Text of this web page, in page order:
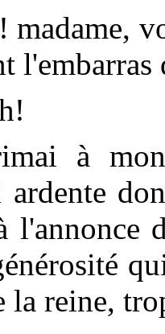
l'embarras
à
ardente
l'annonce
la reine,